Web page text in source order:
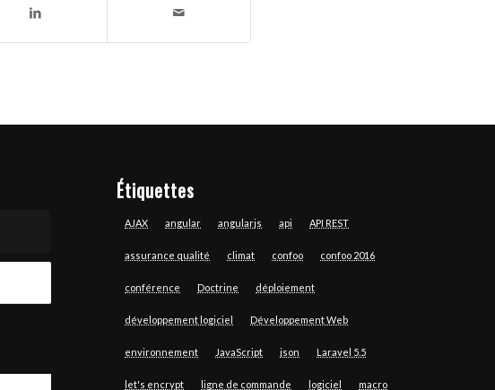
Étiquettes
AJAX angular angularjs api API REST
assurance qualité climat confoo confoo 2016
conférence Doctrine déploiement
développement logiciel Développement Web
environnement JavaScript json Laravel 5.5
let's encrypt ligne de commande logiciel macro